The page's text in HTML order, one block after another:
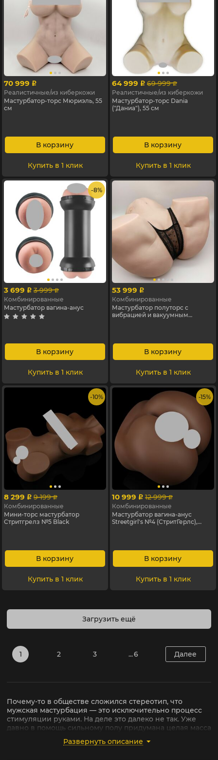
70 999 p
Реалистичные/из киберкожи
Мастурбатор-торс Мюриэль, 55
см
В корзину
Купить в 1 клик
64 999 p 69 999 p
Реалистичные/из киберкожи
Мастурбатор-торс Dania
("Даниа"), 55 см
В корзину
Купить в 1 клик
- 8%
3 699 p 3 999 p
Комбинированные
Мастурбатор вагина-анус
В корзину
Купить в 1 клик
53 999 p
Комбинированные
Мастурбатор полуторс с
вибрацией и вакуумным
В корзину
Купить в 1 клик
- 10%
8 299 p 9 199 p
Комбинированные
Мини-торс мастурбатор
Стритгрелз №5 Black
В корзину
Купить в 1 клик
- 15%
10 999 p 12 999 p
Комбинированные
Мастурбатор вагина-анус
Streetgirl's №4 (СтритГерлс),
В корзину
Купить в 1 клик
Загрузить ещё
1 2 3 ... 6 Далее
Почему-то в обществе сложился стереотип, что
мужская мастурбация — это исключительно процесс
стимуляции руками. На деле это далеко не так. Уже
давно в помощь сильному полу придумана целая масса
занимают мастурбаторы, которые копируют вагину,
Развернуть описание